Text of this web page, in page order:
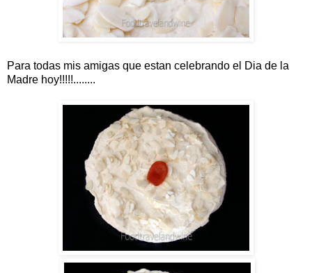
Para todas mis amigas que estan celebrando el Dia de la
Madre hoy!!!!!........